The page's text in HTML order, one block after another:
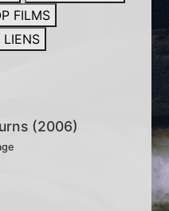
FILMS
LIENS
(2006)